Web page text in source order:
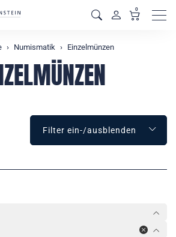
0
Numismatik Einzelmünzen
Filter ein-/ausblenden